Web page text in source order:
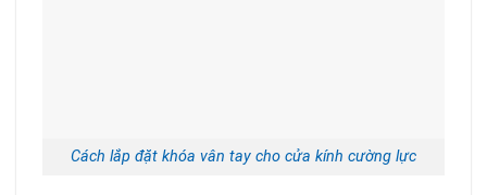
Cách lắp đặt khóa vân tay cho cửa kính cường lực